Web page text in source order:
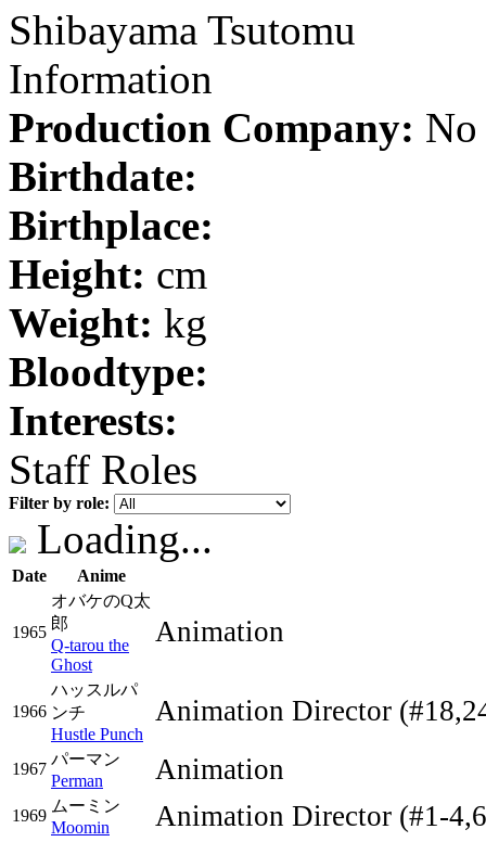
Shibayama Tsutomu
Information
Production Company: No
Birthdate:
Birthplace:
Height: cm
Weight: kg
Bloodtype:
Interests:
Staff Roles
Filter by role:
Loading...
Date Anime
1965
オバケのQ太
郎
Q-tarou the
Ghost
Animation
1966
ハッスルパ
ンチ
Hustle Punch
Animation Director
1967
パーマン
Perman
Animation
1969
ムーミン
Moomin
Animation Director (#1-